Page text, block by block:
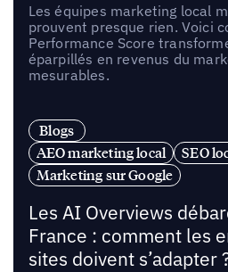
Les équipes marketing local
prouvent presque rien. Voici
Performance Score
éparpillés en revenus du
mesurables.
Blogs
AEO marketing local
SEO
Marketing sur Google
Les AI Overviews
France : comment les
sites doivent s’adapter